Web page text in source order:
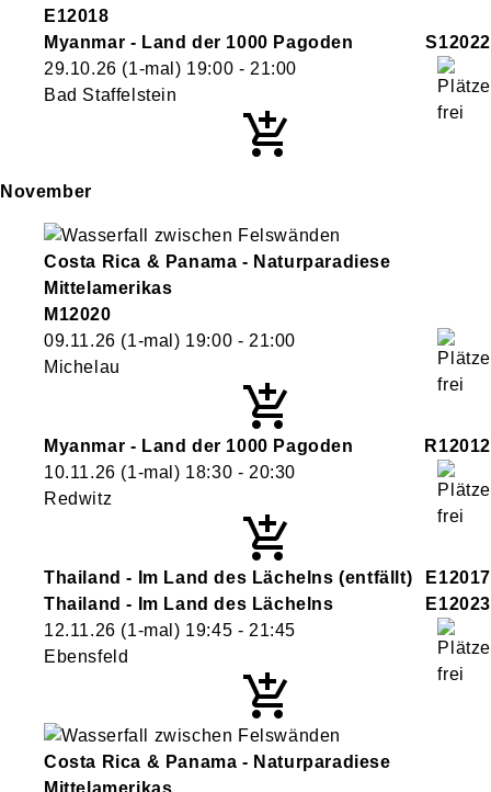
E12018
Myanmar - Land der 1000 Pagoden
S12022
29.10.26 (1-mal) 19:00 - 21:00
Bad Staffelstein
November
Costa Rica & Panama - Naturparadiese
Mittelamerikas
M12020
09.11.26 (1-mal) 19:00 - 21:00
Michelau
Myanmar - Land der 1000 Pagoden
R12012
10.11.26 (1-mal) 18:30 - 20:30
Redwitz
Thailand - Im Land des Lächelns (entfällt)
E12017
Thailand - Im Land des Lächelns
E12023
12.11.26 (1-mal) 19:45 - 21:45
Ebensfeld
Costa Rica & Panama - Naturparadiese
Mittelamerikas